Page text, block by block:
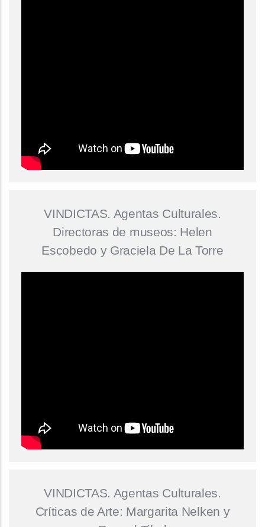
VINDICTAS. Agentas Culturales.
Directoras de museos: Helen
Escobedo y Graciela De La Torre
VINDICTAS. Agentas Culturales.
Críticas de Arte: Margarita Nelken y